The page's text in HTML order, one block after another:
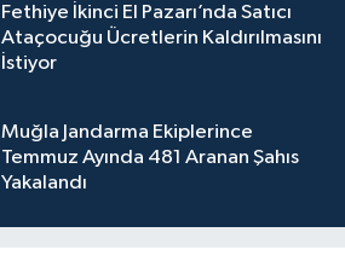
Fethiye İkinci El Pazarı’nda Satıcı
Ataçocuğu Ücretlerin Kaldırılmasını
İstiyor
Muğla Jandarma Ekiplerince
Temmuz Ayında 481 Aranan Şahıs
Yakalandı